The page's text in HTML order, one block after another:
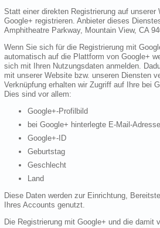
Statt einer direkten Registrierung auf
Google+ registrieren. Anbieter dieses
Amphitheatre Parkway, Mountain View, CA
Wenn Sie sich für die Registrierung mit
automatisch auf die Plattform von Google+
sich mit Ihren Nutzungsdaten anmelden.
mit unserer Website bzw. unseren Diensten
Verknüpfung erhalten wir Zugriff auf Ihre bei
Dies sind vor allem:
Google+-Profilbild
bei Google+ hinterlegte E-Mail-Adresse
Google+-ID
Geburtstag
Geschlecht
Land
Diese Daten werden zur Einrichtung,
Ihres Accounts genutzt.
Die Registrierung mit Google+ und die damit